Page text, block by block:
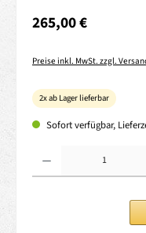
Regulärer Preis:
265,00 €
Preise inkl. MwSt. zzgl.
2x ab Lager lieferbar
Sofort verfügbar,
Produkt Anzahl: Gib den